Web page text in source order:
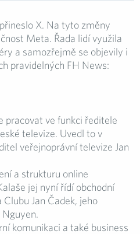
X. Na tyto změny
Meta. Řada lidí využila
a samozřejmě se objevily i
pravidelných FH News:
pracovat ve funkci ředitele
televize. Uvedl to v
veřejnoprávní televize Jan
a strukturu online
jej nyní řídí obchodní
Jan Čadek, jeho
komunikaci a také business